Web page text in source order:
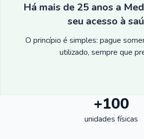
Há mais de 25 anos a
seu acesso à
O princípio é simples: pague
utilizado, sempre que
+100
unidades físicas